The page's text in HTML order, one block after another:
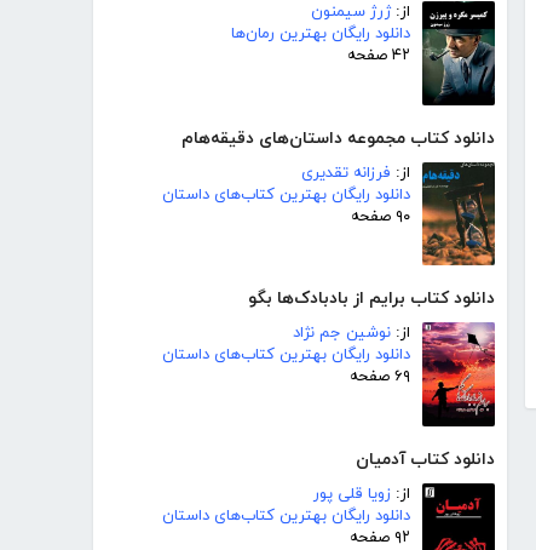
از:ژرژ سیمنون
دانلود رایگان بهترین رمان‌ها
۴۲ صفحه
دانلود کتاب مجموعه داستان‌های دقیقه‌هام
از: فرزانه تقدیری
دانلود رایگان بهترین کتاب‌های داستان
۹۰ صفحه
دانلود کتاب برایم از بادبادک‌ها بگو
از: نوشین جم نژاد
دانلود رایگان بهترین کتاب‌های داستان
۶۹ صفحه
دانلود کتاب آدمیان
از: زویا قلی پور
دانلود رایگان بهترین کتاب‌های داستان
۹۲ صفحه